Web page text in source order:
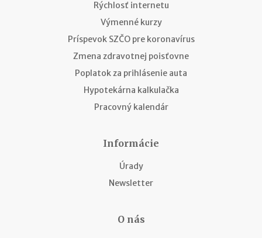
Rýchlosť internetu
Výmenné kurzy
Príspevok SZČO pre koronavírus
Zmena zdravotnej poisťovne
Poplatok za prihlásenie auta
Hypotekárna kalkulačka
Pracovný kalendár
Informácie
Úrady
Newsletter
O nás